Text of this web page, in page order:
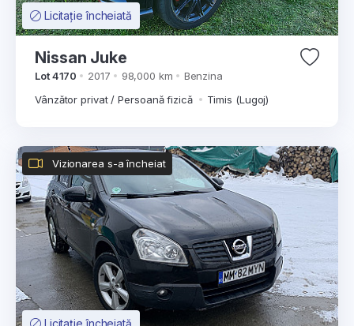
Licitație încheiată
Nissan Juke
Lot 4170 2017 98,000 km
Benzina
Vânzător privat / Persoană fizică
Timis (Lugoj)
Licitație încheiată
Vizionarea s-a încheiat